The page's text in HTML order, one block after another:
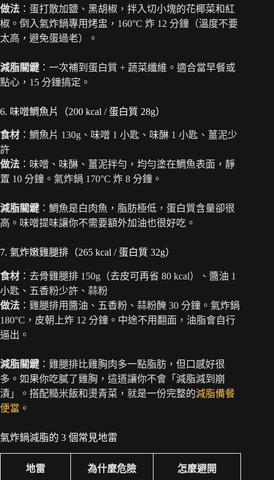
做法 ：蛋打散加鹽、黑胡椒，拌入切小塊的花椰菜和紅
椒。倒入氣炸鍋專用烤盅，160°C 炸 12 分鐘（溫度不要
太高，避免蛋過老）。
減脂關鍵 ：一次補到蛋白質 + 蔬菜纖維。適合當早餐或
點心，15 分鐘搞定。
6. 味噌鯛魚片（200 kcal / 蛋白質 28g）
食材 ：鯛魚片 130g、味噌 1 小匙、味醂 1 小匙、薑泥少
許
做法 ：味噌、味醂、薑泥拌勻，均勻塗在鯛魚表面，靜
置 10 分鐘。氣炸鍋 170°C 炸 8 分鐘。
減脂關鍵 ：鯛魚是白肉魚，脂肪極低，蛋白質含量卻很
高。味噌提味讓你不需要額外加油也很好吃。
7. 氣炸嫩雞腿排（265 kcal / 蛋白質 32g）
食材 ：去骨雞腿排 150g（去皮可再省 80 kcal）、醬油 1
小匙、五香粉少許、蒜粉
做法 ：雞腿排用醬油、五香粉、蒜粉醃 30 分鐘。氣炸鍋
180°C，皮朝上炸 12 分鐘。中途不用翻面，油脂會自行
逼出。
減脂關鍵 ：雞腿排比雞胸肉多一點脂肪，但口感好很
多。如果你吃膩了雞胸，這道讓你不會「減脂減到崩
潰」。搭配糙米飯和燙青菜，就是一份完整的減脂備餐
便當 。
氣炸鍋減脂的 3 個常見地雷
地雷 為什麼危險 怎麼避開